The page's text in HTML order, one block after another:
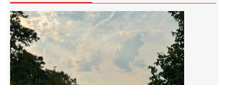
Sbor dobrovolných hasičů Koterov